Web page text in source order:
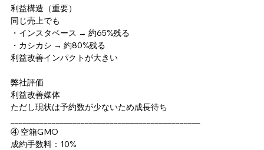
利益構造（重要）
同じ売上でも
・インスタベース → 約65%残る
・カシカシ → 約80%残る
利益改善インパクトが大きい
弊社評価
利益改善媒体
ただし現状は予約数が少ないため成長待ち
④ 空箱GMO
成約手数料：10%